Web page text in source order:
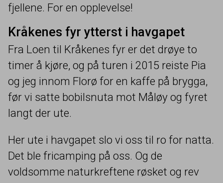
fjellene. For en opplevelse!
Kråkenes fyr ytterst i havgapet
Fra Loen til Kråkenes fyr er det drøye to
timer å kjøre, og på turen i 2015 reiste Pia
og jeg innom Florø for en kaffe på brygga,
før vi satte bobilsnuta mot Måløy og fyret
langt der ute.
Her ute i havgapet slo vi oss til ro for natta.
Det ble fricamping på oss. Og de
voldsomme naturkreftene røsket og rev